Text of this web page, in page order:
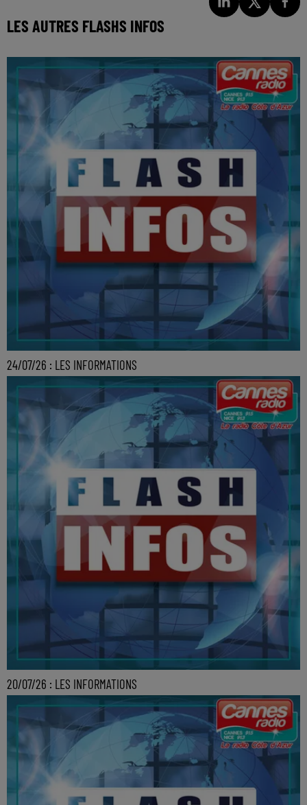
LES AUTRES FLASHS INFOS
24/07/26 : LES INFORMATIONS
20/07/26 : LES INFORMATIONS